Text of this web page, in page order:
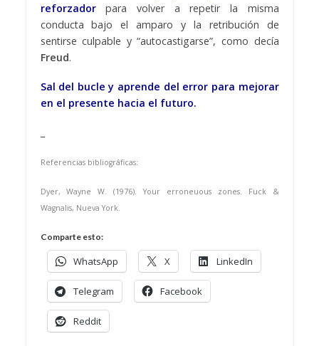
reforzador
para volver a repetir la misma
conducta bajo el amparo y la retribución de
sentirse culpable y “autocastigarse”, como decía
Freud.
Sal del bucle y aprende del error para mejorar
en el presente hacia el futuro.
Referencias bibliográficas:
Dyer, Wayne W. (1976). Your erroneuous zones. Fuck &
Wagnalis, Nueva York.
Comparte esto:
WhatsApp X LinkedIn
Telegram Facebook
Reddit